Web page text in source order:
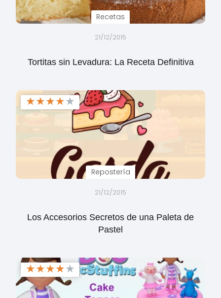
Recetas
21/12/2015
Tortitas sin Levadura: La Receta Definitiva
★★★★★
Repostería
21/12/2015
Los Accesorios Secretos de una Paleta de
Pastel
★★★★★